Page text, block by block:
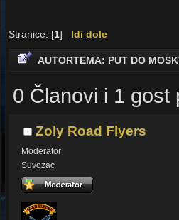
Stranice: [1] Idi dole
AUTORTEMA: PUT DO
0 Članovi i 1 gost
Zoly Road Flyers
Moderator
Suvozac